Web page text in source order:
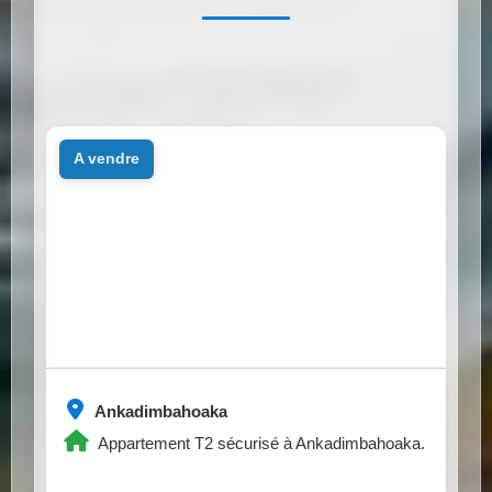
Ankadimbahoaka
Appartement T2 sécurisé à Ankadimbahoaka.
a vendre